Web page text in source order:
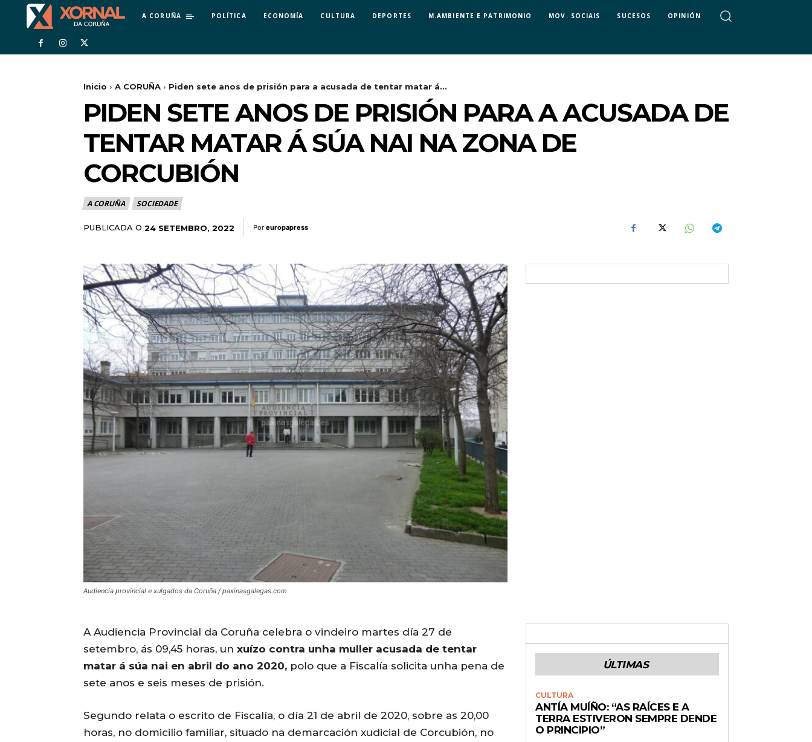
A CORUÑA POLÍTICA ECONOMÍA CULTURA DEPORTES M.AMBIENTE E PATRIMONIO MOV. SOCIAIS SUCESOS OPINIÓN
Inicio A CORUÑA Piden sete anos de prisión para a acusada de tentar matar á...
PIDEN SETE ANOS DE PRISIÓN PARA A ACUSADA DE
TENTAR MATAR Á SÚA NAI NA ZONA DE
CORCUBIÓN
A CORUÑA SOCIEDADE
PUBLICADA O 24 SETEMBRO, 2022 Por europapress
Audiencia provincial e xulgados da Coruña / paxinasgalegas.com
A Audiencia Provincial da Coruña celebra o vindeiro martes día 27 de
setembro, ás 09,45 horas, un xuízo contra unha muller acusada de tentar
matar á súa nai en abril do ano 2020, polo que a Fiscalía solicita unha pena de
sete anos e seis meses de prisión.
Segundo relata o escrito de Fiscalía, o día 21 de abril de 2020, sobre as 20,00
horas, no domicilio familiar, situado na demarcación xudicial de Corcubión, no
ÚLTIMAS
CULTURA
ANTÍA MUÍÑO: “AS RAÍCES E A
TERRA ESTIVERON SEMPRE DENDE
O PRINCIPIO”